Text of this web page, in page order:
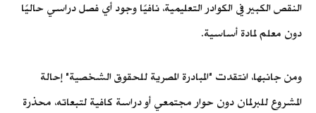
النقص الكبير في الكوادر التعليمية، نافيًا وجود أي فصل دراسي حاليًا
دون معلم لمادة أساسية.
ومن جانبها، انتقدت "المبادرة المصرية للحقوق الشخصية" إحالة
المشروع للبرلمان دون حوار مجتمعي أو دراسة كافية لتبعاته، محذرة